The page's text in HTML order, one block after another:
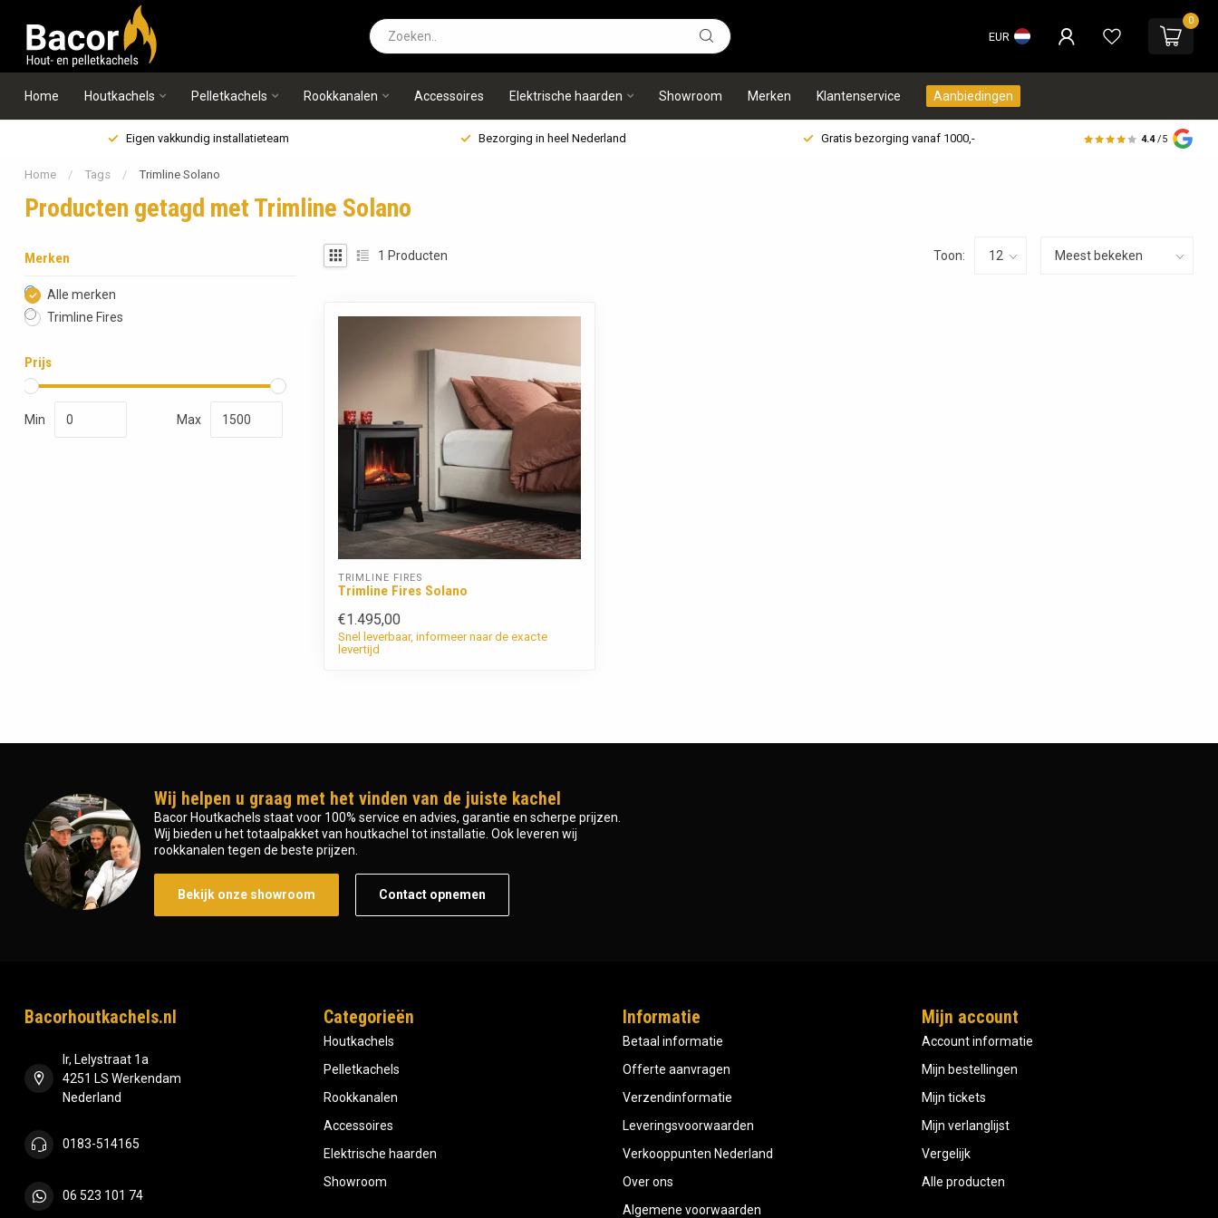
EUR
0
Home Houtkachels Pelletkachels Rookkanalen Accessoires Elektrische haarden Showroom Merken Klantenservice Aanbiedingen
Eigen vakkundig installatieteam Bezorging in heel Nederland Gratis bezorging vanaf 1000,- 4.4 /5
Home / Tags / Trimline Solano
Producten getagd met Trimline Solano
Merken
Alle merken
Trimline Fires
Prijs
Min Max
1 Producten Toon:
TRIMLINE FIRES
Trimline Fires Solano
€1.495,00
Snel leverbaar, informeer naar de exacte
levertijd
Wij helpen u graag met het vinden van de juiste kachel
Bacor Houtkachels staat voor 100% service en advies, garantie en scherpe prijzen.
Wij bieden u het totaalpakket van houtkachel tot installatie. Ook leveren wij
rookkanalen tegen de beste prijzen.
Bekijk onze showroom Contact opnemen
Bacorhoutkachels.nl
Ir, Lelystraat 1a
4251 LS Werkendam
Nederland
0183-514165
06 523 101 74
Categorieën
Houtkachels
Pelletkachels
Rookkanalen
Accessoires
Elektrische haarden
Showroom
Informatie
Betaal informatie
Offerte aanvragen
Verzendinformatie
Leveringsvoorwaarden
Verkooppunten Nederland
Over ons
Algemene voorwaarden
Mijn account
Account informatie
Mijn bestellingen
Mijn tickets
Mijn verlanglijst
Vergelijk
Alle producten